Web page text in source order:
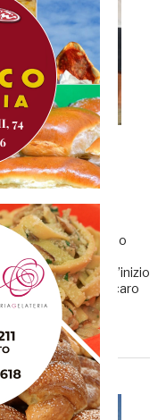
anche con
con Roma
combattuta fino
in carica del
si affida dall’inizio
Bokinha, Mascaro